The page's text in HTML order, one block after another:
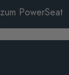
zum PowerSeat